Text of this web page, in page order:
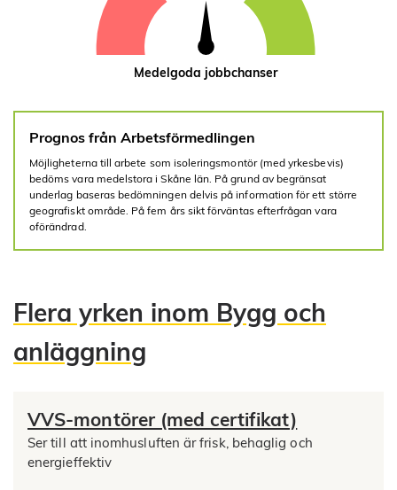
Medelgoda jobbchanser
Prognos från Arbetsförmedlingen
Möjligheterna till arbete som isoleringsmontör (med yrkesbevis)
bedöms vara medelstora i Skåne län. På grund av begränsat
underlag baseras bedömningen delvis på information för ett större
geografiskt område. På fem års sikt förväntas efterfrågan vara
oförändrad.
Flera yrken inom Bygg och
anläggning
VVS-montörer (med certifikat)
Ser till att inomhusluften är frisk, behaglig och
energieffektiv